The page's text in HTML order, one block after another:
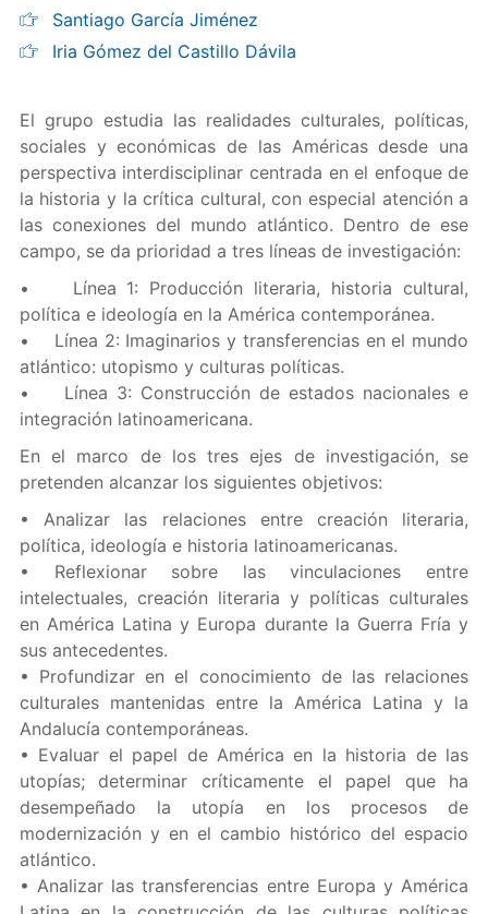
Santiago García Jiménez
Iria Gómez del Castillo Dávila
El grupo estudia las realidades culturales, políticas,
sociales y económicas de las Américas desde una
perspectiva interdisciplinar centrada en el enfoque de
la historia y la crítica cultural, con especial atención a
las conexiones del mundo atlántico. Dentro de ese
campo, se da prioridad a tres líneas de investigación:
• Línea 1: Producción literaria, historia cultural,
política e ideología en la América contemporánea.
• Línea 2: Imaginarios y transferencias en el mundo
atlántico: utopismo y culturas políticas.
• Línea 3: Construcción de estados nacionales e
integración latinoamericana.
En el marco de los tres ejes de investigación, se
pretenden alcanzar los siguientes objetivos:
• Analizar las relaciones entre creación literaria,
política, ideología e historia latinoamericanas.
• Reflexionar sobre las vinculaciones entre
intelectuales, creación literaria y políticas culturales
en América Latina y Europa durante la Guerra Fría y
sus antecedentes.
• Profundizar en el conocimiento de las relaciones
culturales mantenidas entre la América Latina y la
Andalucía contemporáneas.
• Evaluar el papel de América en la historia de las
utopías; determinar críticamente el papel que ha
desempeñado la utopía en los procesos de
modernización y en el cambio histórico del espacio
atlántico.
• Analizar las transferencias entre Europa y América